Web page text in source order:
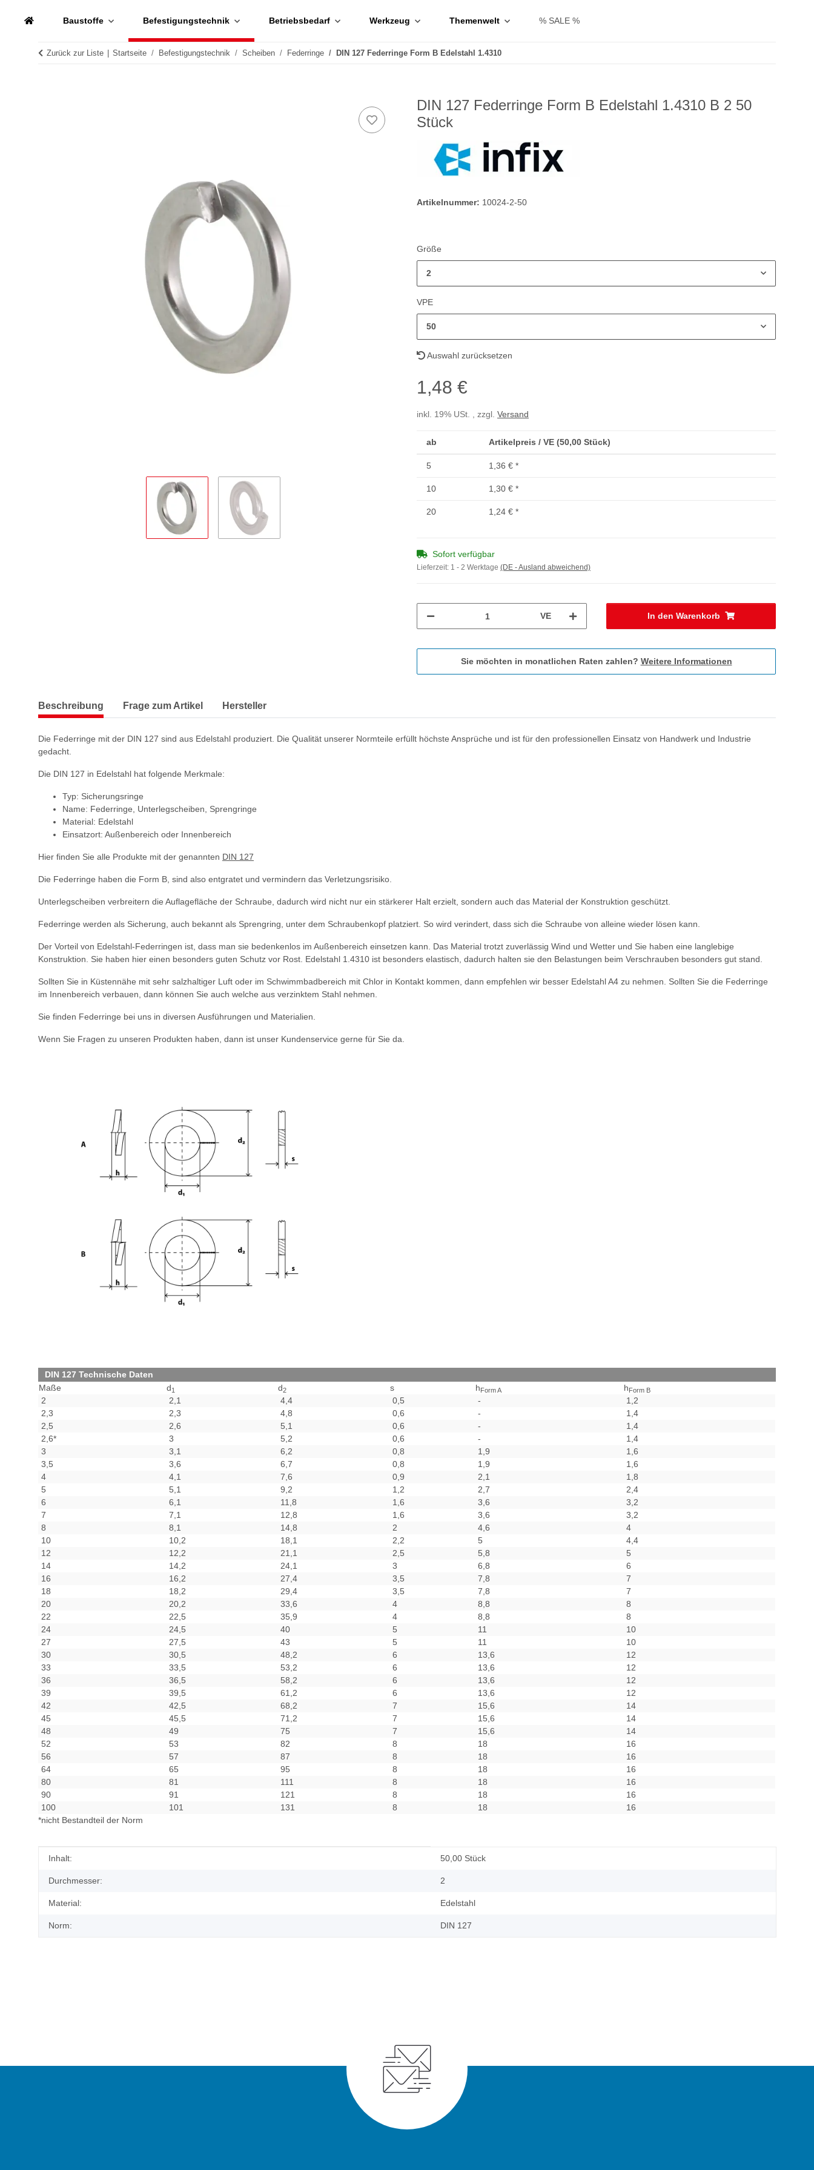
Baustoffe Befestigungstechnik Betriebsbedarf Werkzeug Themenwelt % SALE %
Zurück zur Liste Startseite Befestigungstechnik Scheiben Federringe DIN 127 Federringe Form B Edelstahl 1.4310
DIN 127 Federringe Form B Edelstahl 1.4310 B 2 50
Stück
Artikelnummer: 10024-2-50
Größe
2
VPE
50
Auswahl zurücksetzen
1,48 €
inkl. 19% USt. , zzgl. Versand
ab Artikelpreis / VE (50,00 Stück)
5 1,36 € *
10 1,30 € *
20 1,24 € *
Sofort verfügbar
Lieferzeit: 1 - 2 Werktage (DE - Ausland abweichend)
VE In den Warenkorb
Sie möchten in monatlichen Raten zahlen? Weitere Informationen
Beschreibung Frage zum Artikel Hersteller
Die Federringe mit der DIN 127 sind aus Edelstahl produziert. Die Qualität unserer Normteile erfüllt höchste Ansprüche und ist für den professionellen Einsatz von Handwerk und Industrie
gedacht.
Die DIN 127 in Edelstahl hat folgende Merkmale:
Typ: Sicherungsringe
Name: Federringe, Unterlegscheiben, Sprengringe
Material: Edelstahl
Einsatzort: Außenbereich oder Innenbereich
Hier finden Sie alle Produkte mit der genannten DIN 127
Die Federringe haben die Form B, sind also entgratet und vermindern das Verletzungsrisiko.
Unterlegscheiben verbreitern die Auflagefläche der Schraube, dadurch wird nicht nur ein stärkerer Halt erzielt, sondern auch das Material der Konstruktion geschützt.
Federringe werden als Sicherung, auch bekannt als Sprengring, unter dem Schraubenkopf platziert. So wird verindert, dass sich die Schraube von alleine wieder lösen kann.
Der Vorteil von Edelstahl-Federringen ist, dass man sie bedenkenlos im Außenbereich einsetzen kann. Das Material trotzt zuverlässig Wind und Wetter und Sie haben eine langlebige
Konstruktion. Sie haben hier einen besonders guten Schutz vor Rost. Edelstahl 1.4310 ist besonders elastisch, dadurch halten sie den Belastungen beim Verschrauben besonders gut stand.
Sollten Sie in Küstennähe mit sehr salzhaltiger Luft oder im Schwimmbadbereich mit Chlor in Kontakt kommen, dann empfehlen wir besser Edelstahl A4 zu nehmen. Sollten Sie die Federringe
im Innenbereich verbauen, dann können Sie auch welche aus verzinktem Stahl nehmen.
Sie finden Federringe bei uns in diversen Ausführungen und Materialien.
Wenn Sie Fragen zu unseren Produkten haben, dann ist unser Kundenservice gerne für Sie da.
DIN 127 Technische Daten
Maße
d1 d2 s hForm A hForm B
2 2,1 4,4 0,5 -
1,2
2,3
2,3 4,8 0,6 -
1,4
2,5
2,6 5,1 0,6 -
1,4
2,6*
3 5,2 0,6 -
1,4
3
3,1 6,2 0,8 1,9
1,6
3,5
3,6 6,7 0,8 1,9
1,6
4
4,1 7,6 0,9 2,1
1,8
5
5,1 9,2 1,2 2,7
2,4
6
6,1 11,8 1,6 3,6
3,2
7
7,1 12,8 1,6 3,6
3,2
8
8,1 14,8 2 4,6
4
10
10,2 18,1 2,2 5
4,4
12
12,2 21,1 2,5 5,8
5
14
14,2 24,1 3 6,8
6
16
16,2 27,4 3,5 7,8
7
18
18,2 29,4 3,5 7,8
7
20
20,2 33,6 4 8,8
8
22
22,5 35,9 4 8,8
8
24
24,5 40 5 11
10
27
27,5 43 5 11
10
30
30,5 48,2 6 13,6
12
33
33,5 53,2 6 13,6
12
36
36,5 58,2 6 13,6
12
39
39,5 61,2 6 13,6
12
42
42,5 68,2 7 15,6
14
45
45,5 71,2 7 15,6
14
48
49 75 7 15,6
14
52
53 82 8 18
16
56
57 87 8 18
16
64
65 95 8 18
16
80
81 111 8 18
16
90
91 121 8 18
16
100
101 131 8 18
16
*nicht Bestandteil der Norm
Produkteigenschaft
Wert
Inhalt: 50,00 Stück
Durchmesser: 2
Material: Edelstahl
Norm: DIN 127